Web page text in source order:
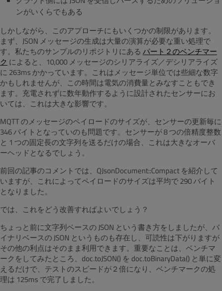
ンがいくらでもある
しかしながら、このアプローチにもいくつかの制限があります。
まず、JSON メッセージの生成は大量の演算が必要な重い処理で
す。私たちのサンプルのリポジトリにある パート２のベンチマー
ク によると、10,000 メッセージのシリアライズ／デシリアライズ
に 263ms かかっています。これはメッセージ単位では些細な数字
かもしれませんが、この時間は電気の消費量とみなすこともでき
ます。充電されずに数年動作するように設計されたセンサーにお
いては、これは大きな影響です。
MQTT のメッセージのペイロードのサイズが、センサーの更新毎に
346 バイトとなっていのも問題です。センサーが 8 つの倍精度整数
と 1 つの固定長の文字列を送るだけの場合、これは大きなオーバ
ーヘッドとなるでしょう。
前回の記事のコメントでは、QJsonDocument::Compact を紹介して
いますが、これによってペイロードのサイズは平均で 290 バイト
となりました。
では、これをどう改善すればよいでしょう？
ちょっと前に文字列ベースの JSON という書き方をしましたが、バ
イナリベースの JSON というものも存在し、可読性は下がりますが
その他の利点はそのまま利用できます。重要なことは、ベンチマ
ークをしてみたところ、doc.toJSON() を doc.toBinaryData() と単に変
えるだけで、テストのスピードが２倍になり、ベンチマークの処
理は 125ms で完了しました。